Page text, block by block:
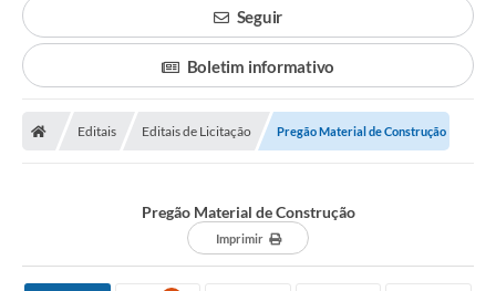
Seguir
Boletim informativo
Editais Editais de Licitação Pregão Material de Construção
Pregão Material de Construção
Imprimir